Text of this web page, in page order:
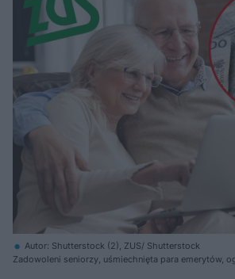
Autor: Shutterstock (2), ZUS/ Shutterstock
Zadowoleni seniorzy, uśmiechnięta para emerytów,